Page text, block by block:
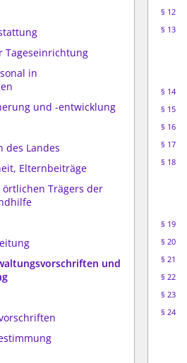
Tageseinrichtung
in
und -entwicklung
des Landes
Elternbeiträge
örtlichen Trägers der
und
§ 12
§ 13
§ 14
§ 15
§ 16
§ 17
§ 18
§ 19
§ 20
§ 21
§ 22
§ 23
§ 24